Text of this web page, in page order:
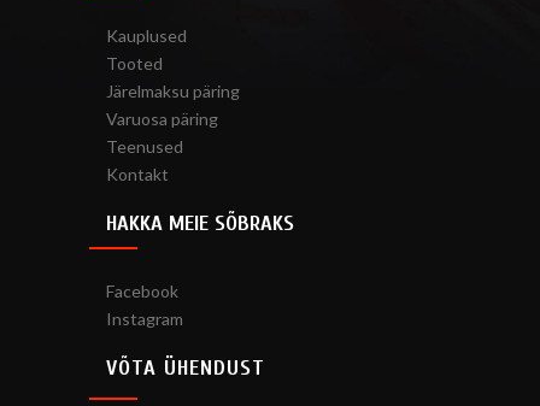
Kauplused
Tooted
Järelmaksu päring
Varuosa päring
Teenused
Kontakt
HAKKA MEIE SÕBRAKS
Facebook
Instagram
VÕTA ÜHENDUST